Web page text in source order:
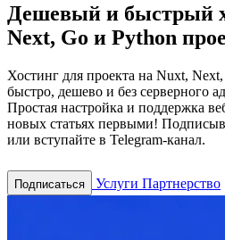
Дешевый и быстрый
Next, Go и Python
Хостинг для проекта на Nuxt,
быстро, дешево и без серверного
Простая настройка и поддержка
новых статьях первыми!
или вступайте в Telegram-канал.
Подписаться Услуги Партнерство